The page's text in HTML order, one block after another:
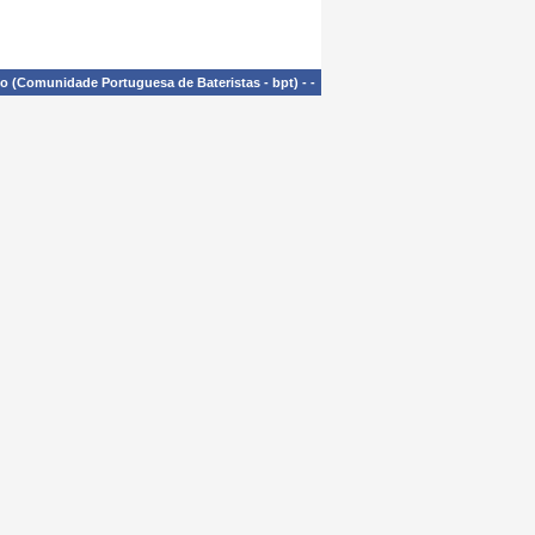
(Comunidade Portuguesa de Bateristas - bpt) - -